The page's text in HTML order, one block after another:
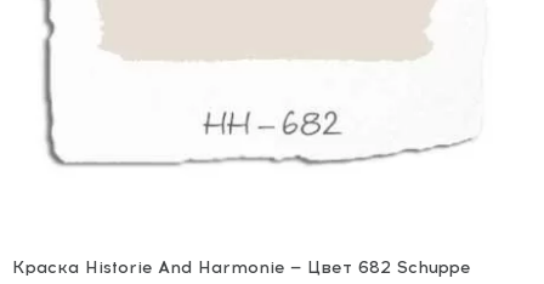
Краска Historie And Harmonie — Цвет 682 Schuppe